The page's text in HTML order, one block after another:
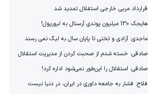
قرارداد مربی خارجی استقلال تمدید شد
هایجک 130 میلیون پوندی آرسنال به لیورپول!
ماجدی: آزادی و تختی تا پایان سال به لیگ نمی رسند
صادقی: خسته شدم از صحبت کردن از مدیریت استقلال
صادقی: استقلال را این‌طور نمی‌شود اداره کرد!
فلاح: فشار به جامعه داوری در ایران، در دنیا نیست